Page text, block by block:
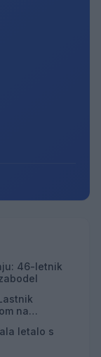
46-letnik
na
letalo s